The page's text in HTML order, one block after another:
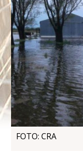
FOTO: CRA